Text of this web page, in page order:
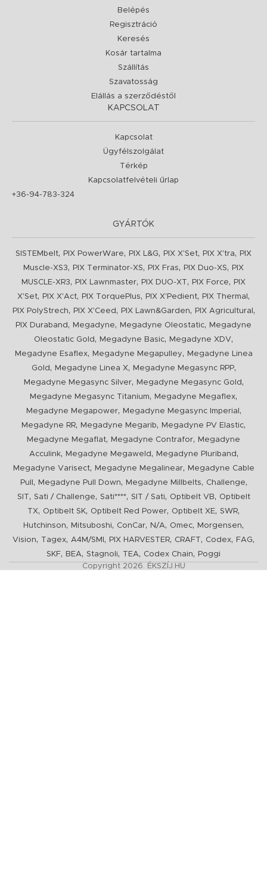
Belépés
Regisztráció
Keresés
Kosár tartalma
Szállítás
Szavatosság
Elállás a szerződéstől
KAPCSOLAT
Kapcsolat
Ügyfélszolgálat
Térkép
Kapcsolatfelvételi űrlap
+36-94-783-324
GYÁRTÓK
SISTEMbelt, PIX PowerWare, PIX L&G, PIX X'Set, PIX X'tra,
PIX
Muscle-XS3, PIX Terminator-XS, PIX Fras, PIX Duo-XS,
PIX
MUSCLE-XR3, PIX Lawnmaster, PIX DUO-XT , PIX Force,
PIX
X'Set, PIX X'Act, PIX TorquePlus, PIX X'Pedient, PIX Thermal ,
PIX PolyStrech, PIX X'Ceed , PIX Lawn&Garden, PIX Agricultural ,
PIX Duraband , Megadyne, Megadyne Oleostatic,
Megadyne
Oleostatic Gold , Megadyne Basic, Megadyne XDV,
Megadyne Esaflex, Megadyne Megapulley,
Megadyne Linea
Gold , Megadyne Linea X, Megadyne Megasync RPP,
Megadyne Megasync Silver, Megadyne Megasync Gold ,
Megadyne Megasync Titanium, Megadyne Megaflex,
Megadyne Megapower, Megadyne Megasync Imperial ,
Megadyne RR, Megadyne Megarib, Megadyne PV Elastic,
Megadyne Megaflat, Megadyne Contrafor,
Megadyne
Acculink, Megadyne Megaweld , Megadyne Pluriband ,
Megadyne Varisect, Megadyne Megalinear,
Megadyne Cable
Pull
, Megadyne Pull Down, Megadyne Millbelts, Challenge,
SIT , Sati / Challenge, Sati****, SIT / Sati, Optibelt VB, Optibelt
TX, Optibelt SK, Optibelt Red Power, Optibelt XE, SWR,
Hutchinson, Mitsuboshi, ConCar, N/A, Omec, Morgensen,
Vision, Tagex, A4M/SMI , PIX HARVESTER, CRAFT , Codex, FAG,
SKF, BEA, Stagnoli, TEA, Codex Chain,
Poggi
Copyright 2026. ÉKSZÍJ.HU